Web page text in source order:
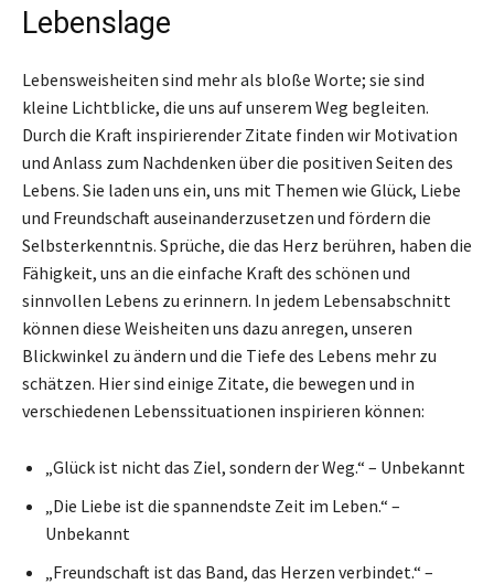
Lebenslage
Lebensweisheiten sind mehr als bloße Worte; sie sind
kleine Lichtblicke, die uns auf unserem Weg begleiten.
Durch die Kraft inspirierender Zitate finden wir Motivation
und Anlass zum Nachdenken über die positiven Seiten des
Lebens. Sie laden uns ein, uns mit Themen wie Glück, Liebe
und Freundschaft auseinanderzusetzen und fördern die
Selbsterkenntnis. Sprüche, die das Herz berühren, haben die
Fähigkeit, uns an die einfache Kraft des schönen und
sinnvollen Lebens zu erinnern. In jedem Lebensabschnitt
können diese Weisheiten uns dazu anregen, unseren
Blickwinkel zu ändern und die Tiefe des Lebens mehr zu
schätzen. Hier sind einige Zitate, die bewegen und in
verschiedenen Lebenssituationen inspirieren können:
„Glück ist nicht das Ziel, sondern der Weg.“ – Unbekannt
„Die Liebe ist die spannendste Zeit im Leben.“ –
Unbekannt
„Freundschaft ist das Band, das Herzen verbindet.“ –